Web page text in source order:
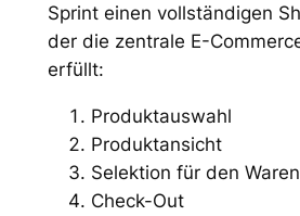
Sprint einen vollständigen
der die zentrale E-
erfüllt:
Produktauswahl
Produktansicht
Selektion für den
Check-Out